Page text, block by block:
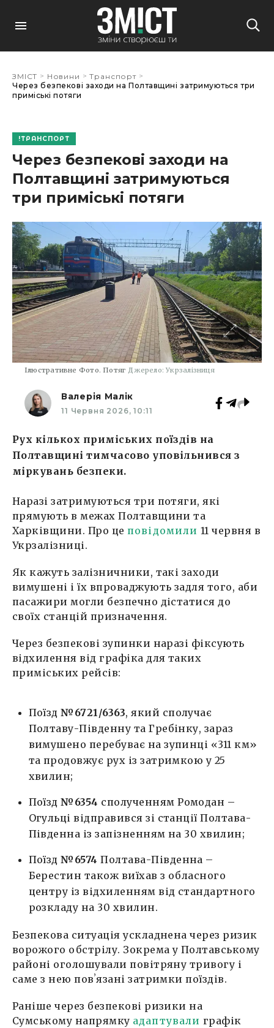
ЗМІСТ > Новини > Транспорт >
Через безпекові заходи на Полтавщині затримуються три
приміські потяги
ТРАНСПОРТ
Через безпекові заходи на
Полтавщині затримуються
три приміські потяги
Ілюстративне Фото. Потяг Джерело: Укрзалізниця
Валерія Малік
11 Червня 2026, 10:11
Рух кількох приміських поїздів на
Полтавщині тимчасово уповільнився з
міркувань безпеки.
Наразі затримуються три потяги, які
прямують в межах Полтавщини та
Харківщини. Про цеповідомили 11 червня в
Укрзалізниці.
Як кажуть залізничники, такі заходи
вимушені і їх впроваджують задля того, аби
пасажири могли безпечно дістатися до
своїх станцій призначення.
Через безпекові зупинки наразі фіксують
відхилення від графіка для таких
приміських рейсів:
Поїзд№6721/6363, який сполучає
Полтаву-Південну та Гребінку, зараз
вимушено перебуває на зупинці «311 км»
та продовжує рух із затримкою у 25
хвилин;
Поїзд№6354 сполученням Ромодан –
Огульці відправився зі станції Полтава-
Південна із запізненням на 30 хвилин;
Поїзд№6574 Полтава-Південна –
Берестин також виїхав з обласного
центру із відхиленням від стандартного
розкладу на 30 хвилин.
Безпекова ситуація ускладнена через ризик
ворожого обстрілу. Зокрема у Полтавському
районі оголошували повітряну тривогу і
саме з нею повʼязані затримки поїздів.
Раніше через безпекові ризики на
Сумському напрямку адаптували графік